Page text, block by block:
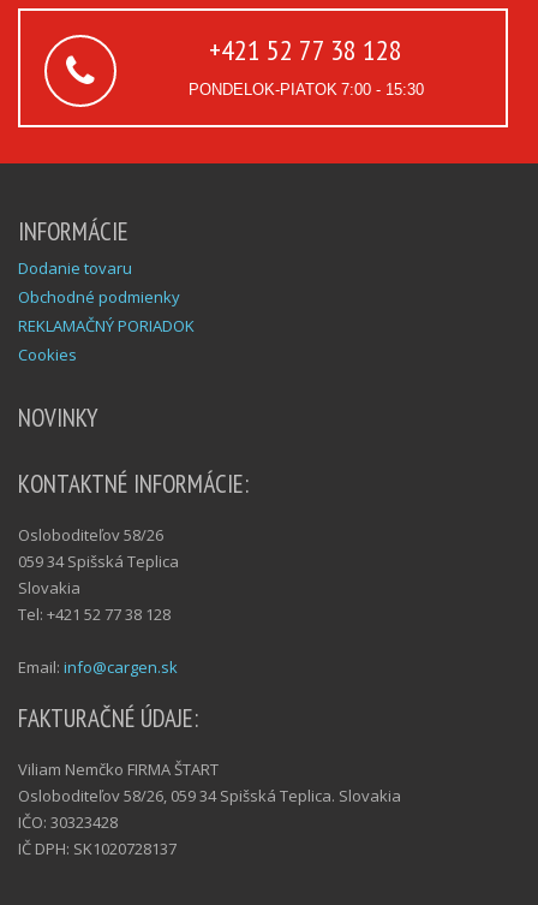
+421 52 77 38 128
PONDELOK-PIATOK 7:00 - 15:30
INFORMÁCIE
Dodanie tovaru
Obchodné podmienky
REKLAMAČNÝ PORIADOK
Cookies
NOVINKY
KONTAKTNÉ INFORMÁCIE:
Osloboditeľov 58/26
059 34 Spišská Teplica
Slovakia
Tel: +421 52 77 38 128
Email: info@cargen.sk
FAKTURAČNÉ ÚDAJE:
Viliam Nemčko FIRMA ŠTART
Osloboditeľov 58/26, 059 34 Spišská Teplica. Slovakia
IČO: 30323428
IČ DPH: SK1020728137